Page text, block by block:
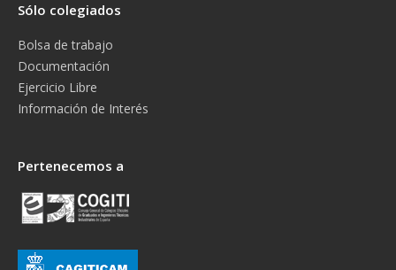
Sólo colegiados
Bolsa de trabajo
Documentación
Ejercicio Libre
Información de Interés
Pertenecemos a